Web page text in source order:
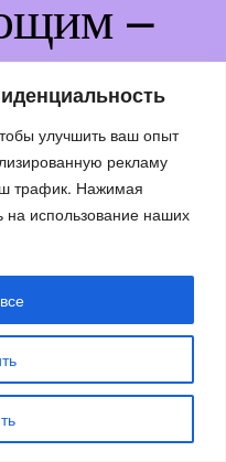
улучшить ваш опыт
рекламу
трафик. Нажимая
на использование наших
–